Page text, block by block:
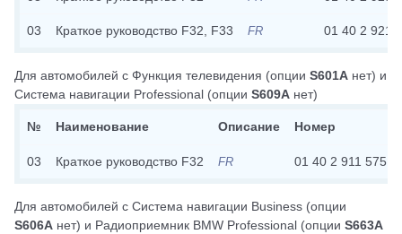
03 Краткое руководство F32, F33 FR 01 40 2 921
Для автомобилей с Функция телевидения (опции S601A нет) и
Система навигации Professional (опции S609A нет)
№ Наименование Описание Номер
03 Краткое руководство F32 FR 01 40 2 911 575
Для автомобилей с Система навигации Business (опции
S606A нет) и Радиоприемник BMW Professional (опции S663A